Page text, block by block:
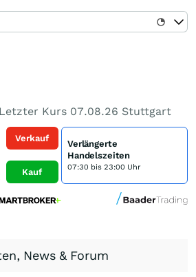
Letzter Kurs 07.08.26 Stuttgart
Verkauf
Kauf
Verlängerte
Handelszeiten
07:30 bis 23:00 Uhr
News & Forum